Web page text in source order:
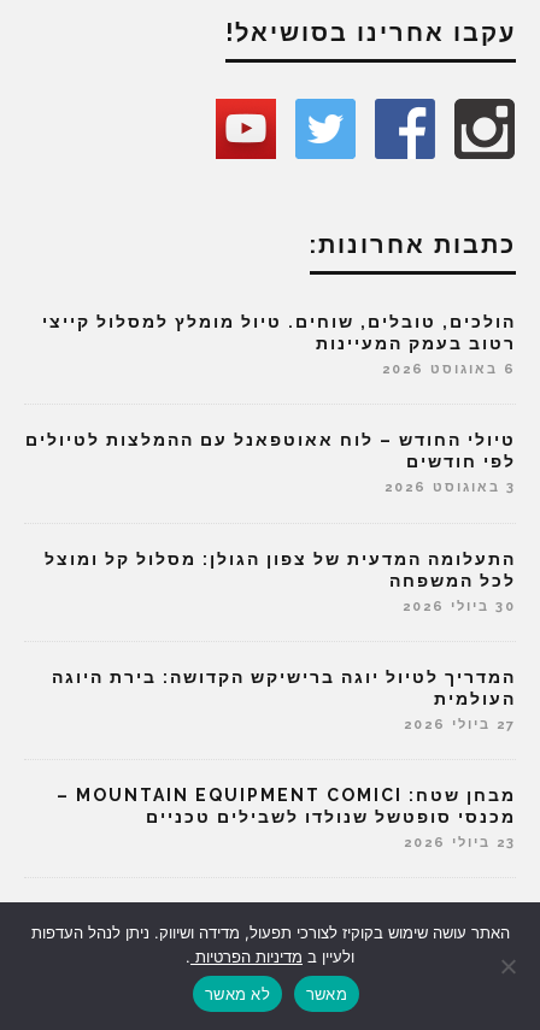
עקבו אחרינו בסושיאל!
כתבות אחרונות:
הולכים, טובלים, שוחים. טיול מומלץ למסלול קייצי
רטוב בעמק המעיינות
6 באוגוסט 2026
טיולי החודש – לוח אאוטפאנל עם ההמלצות לטיולים
לפי חודשים
3 באוגוסט 2026
התעלומה המדעית של צפון הגולן: מסלול קל ומוצל
לכל המשפחה
30 ביולי 2026
המדריך לטיול יוגה ברישיקש הקדושה: בירת היוגה
העולמית
27 ביולי 2026
מבחן שטח: MOUNTAIN EQUIPMENT COMICI –
מכנסי סופטשל שנולדו לשבילים טכניים
23 ביולי 2026
רק באביב?
20 ביולי 2026
האתר עושה שימוש בקוקיז לצורכי תפעול, מדידה ושיווק. ניתן לנהל העדפות
ולעיין ב מדיניות הפרטיות .
מאשר
לא מאשר